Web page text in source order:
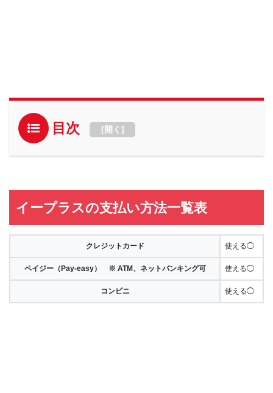
目次 [開く ]
イープラスの支払い方法一覧表
クレジットカード 使える◯
ペイジー（Pay-easy） ※ ATM、ネットバンキング可 使える◯
コンビニ 使える◯